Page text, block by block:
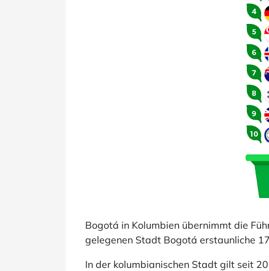
Bogotá in Kolumbien übernimmt die
gelegenen Stadt Bogotá erstaunliche
In der kolumbianischen Stadt gilt seit